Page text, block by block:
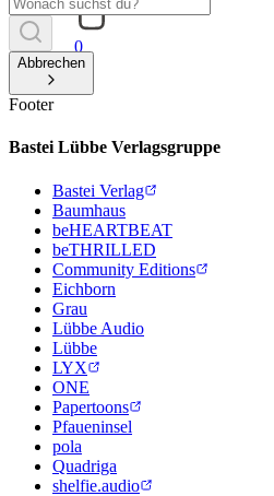
0
Abbrechen
Footer
Bastei Lübbe Verlagsgruppe
Bastei Verlag
Baumhaus
beHEARTBEAT
beTHRILLED
Community Editions
Eichborn
Grau
Lübbe Audio
Lübbe
LYX
ONE
Papertoons
Pfaueninsel
pola
Quadriga
shelfie.audio